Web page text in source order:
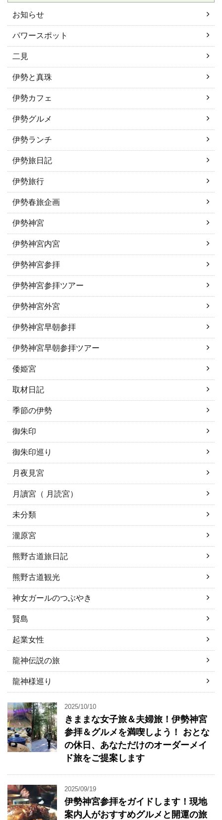
お知らせ
パワースポット
二見
伊勢と真珠
伊勢カフェ
伊勢グルメ
伊勢ランチ
伊勢旅日記
伊勢旅行
伊勢春旅企画
伊勢神宮
伊勢神宮内宮
伊勢神宮参拝
伊勢神宮参拝ツアー
伊勢神宮外宮
伊勢神宮早朝参拝
伊勢神宮早朝参拝ツアー
倭姫宮
取材日記
季節の伊勢
御朱印
御朱印巡り
月夜見宮
月讀宮（ 月読宮）
未分類
瀧原宮
熊野古道旅日記
熊野古道観光
神女ガールのつぶやき
賢島
起業女性
龍神伝説の旅
龍神様巡り
2025/10/10
きままな女子旅＆夫婦旅！伊勢神宮
参拝＆グルメを満喫しよう！ おとな
の休日、あなただけのオーダーメイ
ド旅をご提案します
2025/09/19
伊勢神宮参拝をガイドします！現地
案内人がおすすめグルメと開運の旅